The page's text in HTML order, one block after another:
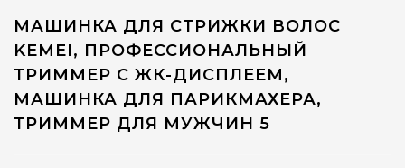
МАШИНКА ДЛЯ СТРИЖКИ ВОЛОС
KEMEI, ПРОФЕССИОНАЛЬНЫЙ
ТРИММЕР С ЖК-ДИСПЛЕЕМ,
МАШИНКА ДЛЯ ПАРИКМАХЕРА,
ТРИММЕР ДЛЯ МУЖЧИН 5